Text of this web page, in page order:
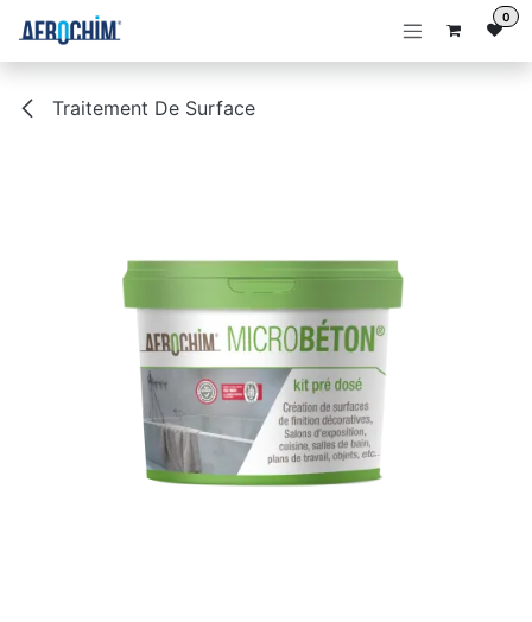
Se rendre au contenu 0
Traitement De Surface